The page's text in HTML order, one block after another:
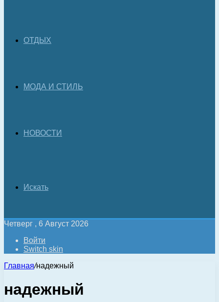
ОТДЫХ
МОДА И СТИЛЬ
НОВОСТИ
Искать
Четверг , 6 Август 2026
Войти
Switch skin
Главная/надежный
надежный